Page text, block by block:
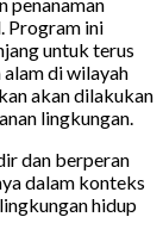
Program ini
untuk terus
di wilayah
akan dilakukan
lingkungan.
dan berperan
dalam konteks
hidup